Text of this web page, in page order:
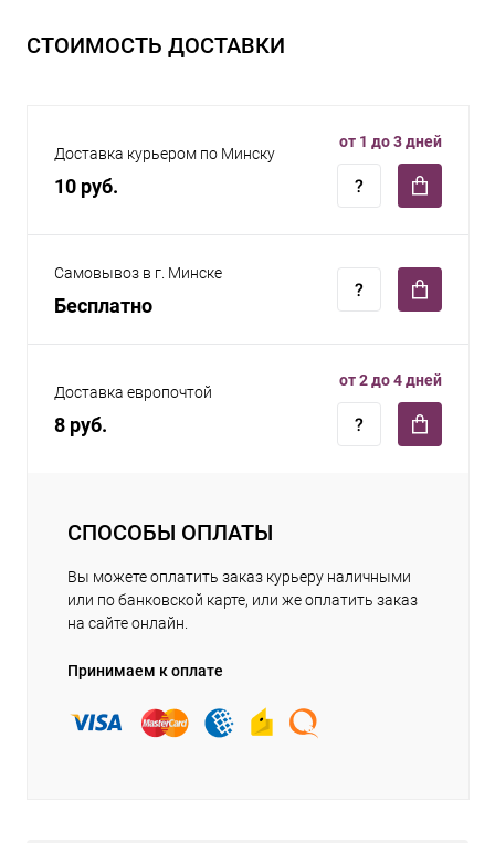
СТОИМОСТЬ ДОСТАВКИ
Доставка курьером по Минску
10 руб.
от 1 до 3 дней
Самовывоз в г. Минске
Бесплатно
Доставка европочтой
8 руб.
от 2 до 4 дней
СПОСОБЫ ОПЛАТЫ
Вы можете оплатить заказ курьеру наличными
или по банковской карте, или же оплатить заказ
на сайте онлайн.
Принимаем к оплате